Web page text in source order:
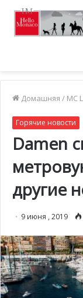
Домашняя / MC
Горячие новости
Damen
другие
9 июня , 2019